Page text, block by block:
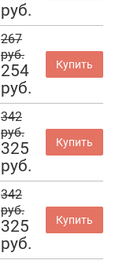
руб.
267
руб.
254
руб.
Купить
342
руб.
325
руб.
Купить
342
руб.
325
руб.
Купить